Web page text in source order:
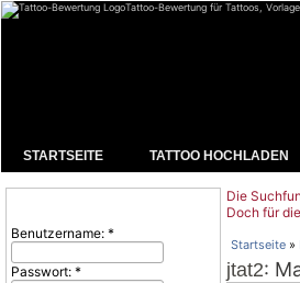
Tattoo-Bewertung für Tattoos,
STARTSEITE TATTOO HOCHLADEN
Benutzername: *
Passwort: *
Die
Doch für
Startseite »
jtat2: